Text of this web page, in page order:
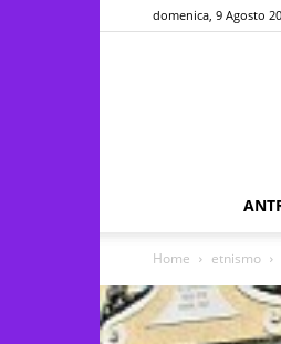
domenica, 9 Agosto
Home etnismo